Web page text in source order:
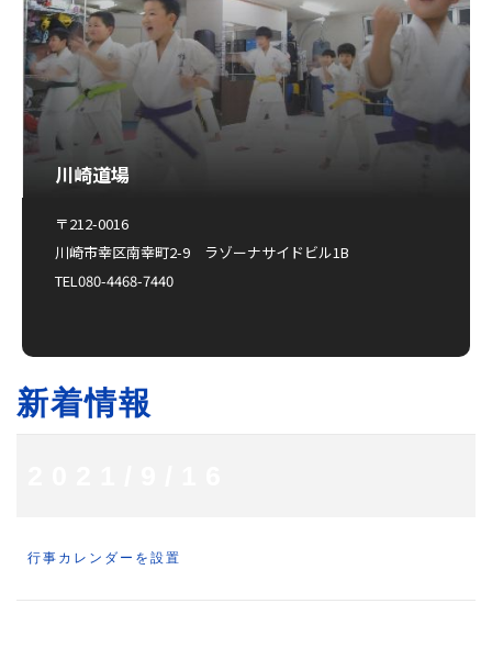
川崎道場
〒212-0016
川崎市幸区南幸町2-9 ラゾーナサイドビル1B
TEL080-4468-7440
新着情報
行事カレンダーを設置